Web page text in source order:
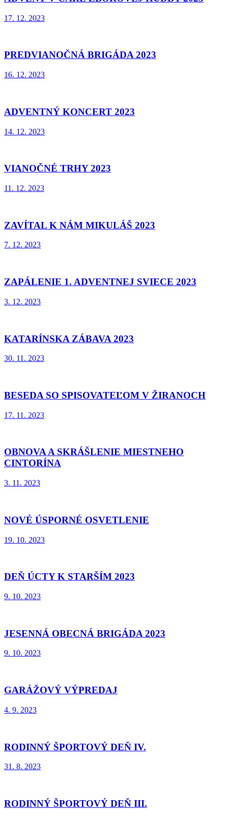
17. 12. 2023
PREDVIANOČNÁ BRIGÁDA 2023
16. 12. 2023
ADVENTNÝ KONCERT 2023
14. 12. 2023
VIANOČNÉ TRHY 2023
11. 12. 2023
ZAVÍTAL K NÁM MIKULÁŠ 2023
7. 12. 2023
ZAPÁLENIE 1. ADVENTNEJ SVIECE 2023
3. 12. 2023
KATARÍNSKA ZÁBAVA 2023
30. 11. 2023
BESEDA SO SPISOVATEĽOM V ŽIRANOCH
17. 11. 2023
OBNOVA A SKRÁŠLENIE MIESTNEHO
CINTORÍNA
3. 11. 2023
NOVÉ ÚSPORNÉ OSVETLENIE
19. 10. 2023
DEŇ ÚCTY K STARŠÍM 2023
9. 10. 2023
JESENNÁ OBECNÁ BRIGÁDA 2023
9. 10. 2023
GARÁŽOVÝ VÝPREDAJ
4. 9. 2023
RODINNÝ ŠPORTOVÝ DEŇ IV.
31. 8. 2023
RODINNÝ ŠPORTOVÝ DEŇ III.